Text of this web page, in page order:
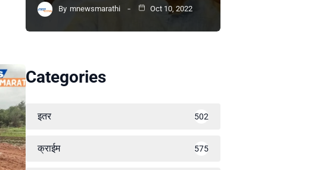
By mnewsmarathi Oct 10, 2022
Categories
इतर 502
क्राईम 575